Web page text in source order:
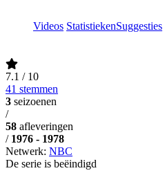
Videos StatistiekenSuggesties
7.1 / 10
41 stemmen
3 seizoenen
/
58 afleveringen
/ 1976 - 1978
Netwerk: NBC
De serie is beëindigd